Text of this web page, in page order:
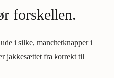
forskellen.
i silke, manchetknapper i
jakkesættet fra korrekt til